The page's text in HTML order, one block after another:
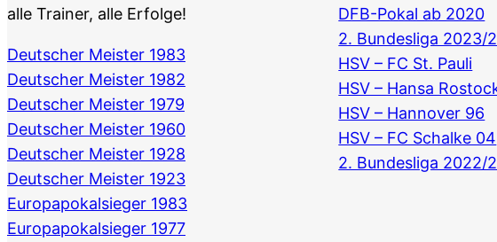
alle Trainer, alle Erfolge!
Deutscher Meister 1983
Deutscher Meister 1982
Deutscher Meister 1979
Deutscher Meister 1960
Deutscher Meister 1928
Deutscher Meister 1923
Europapokalsieger 1983
Europapokalsieger 1977
DFB-Pokal ab 2020
2. Bundesliga 2023/
HSV – FC St. Pauli
HSV – Hansa
HSV – Hannover 96
HSV – FC Schalke 04
2. Bundesliga 2022/